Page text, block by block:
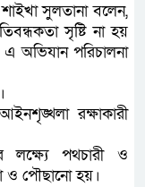
সুলতানা বলেন,
সৃষ্টি না হয়
অভিযান পরিচালনা
রক্ষাকারী
লক্ষ্যে পথচারী ও
ও পৌছানো হয়।